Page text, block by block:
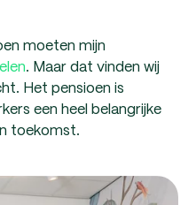
moeten mijn
. Maar dat vinden wij
Het pensioen is
een heel belangrijke
toekomst.